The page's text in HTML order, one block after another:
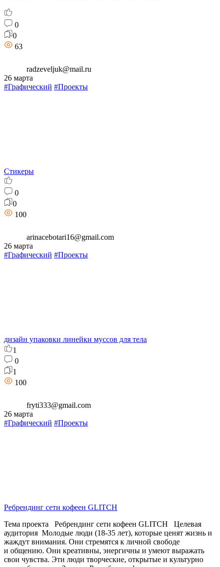
0
0
63
radzeveljuk@mail.ru
26 марта
#Графический #Проекты
Стикеры
0
0
100
arinacebotari16@gmail.com
26 марта
#Графический #Проекты
дизайн упаковки линейки муссов для тела
1
0
1
100
fryti333@gmail.com
26 марта
#Графический #Проекты
Ребрендинг сети кофеен GLITCH
Тема проекта Ребрендинг сети кофеен GLITCH Целевая
аудитория Молодые люди (18-35 лет), которые ценят жизнь и
жаждут внимания. Они стремятся к личной свободе
и общению. Они креативны, энергичны и умеют выражать
свои чувства. Эти люди творческие, открытые и культурно